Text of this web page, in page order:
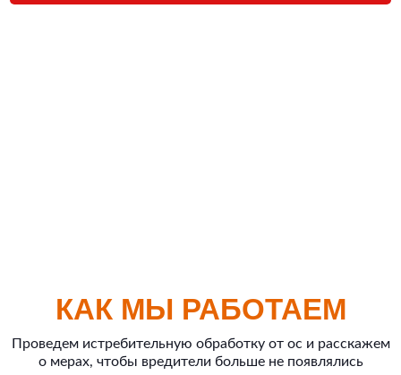
КАК МЫ РАБОТАЕМ
Проведем истребительную обработку от ос и расскажем
о мерах, чтобы вредители больше не появлялись